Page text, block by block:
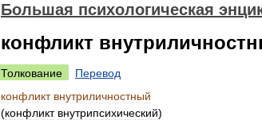
Большая психологическая
конфликт
Толкование
Перевод
конфликт внутриличностный
(конфликт внутрипсихический)